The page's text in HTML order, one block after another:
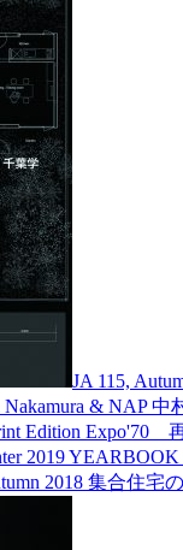
JA 115,
Nakamura & NAP 中
Edition Expo'70
2019YEARBOOK
2018 集合住宅